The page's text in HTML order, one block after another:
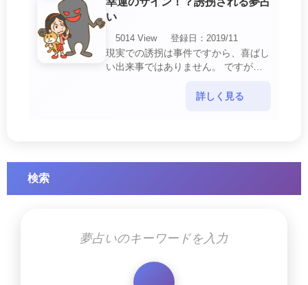
い
5014 View
登録日：2019/11
現実での誘拐は事件ですから、喜ばし
い出来事ではありません。 ですが、
詳しく見る
検索